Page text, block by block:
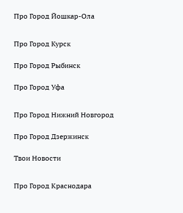
Про Город Йошкар-Ола
Про Город Курск
Про Город Рыбинск
Про Город Уфа
Про Город Нижний Новгород
Про Город Дзержинск
Твои Новости
Про Город Краснодара